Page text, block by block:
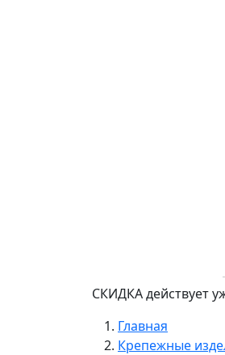
СКИДКА действует
Главная
Крепежные